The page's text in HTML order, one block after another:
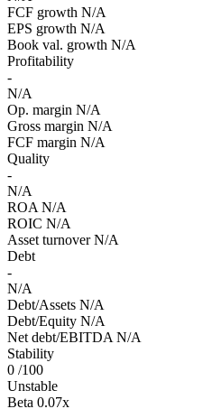
FCF growth N/A
EPS growth N/A
Book val. growth N/A
Profitability
-
N/A
Op. margin N/A
Gross margin N/A
FCF margin N/A
Quality
-
N/A
ROA N/A
ROIC N/A
Asset turnover N/A
Debt
-
N/A
Debt/Assets N/A
Debt/Equity N/A
Net debt/EBITDA N/A
Stability
0 /100
Unstable
Beta 0.07x